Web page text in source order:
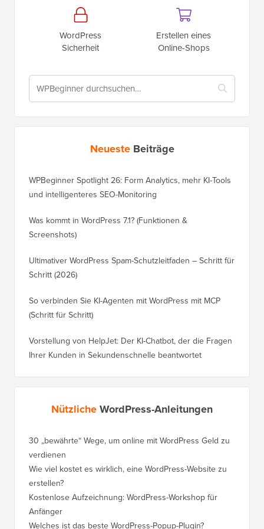
WordPress
Sicherheit
Erstellen eines
Online-Shops
Neueste Beiträge
WPBeginner Spotlight 26: Form Analytics, mehr KI-Tools
und intelligenteres SEO-Monitoring
Was kommt in WordPress 7.1? (Funktionen &
Screenshots)
Ultimativer WordPress Spam-Schutzleitfaden – Schritt für
Schritt (2026)
So verbinden Sie KI-Agenten mit WordPress mit MCP
(Schritt für Schritt)
Vorstellung von HelpJet: Der KI-Chatbot, der die Fragen
Ihrer Kunden in Sekundenschnelle beantwortet
NützlicheWordPress-Anleitungen
30 „bewährte“ Wege, um online mit WordPress Geld zu
verdienen
Wie viel kostet es wirklich, eine WordPress-Website zu
erstellen?
Kostenlose Aufzeichnung: WordPress-Workshop für